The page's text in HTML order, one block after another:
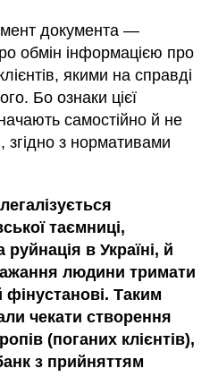
документа —
обмін інформацією про
якими на справді
Бо ознаки цієї
самостійно й не
згідно з нормативами
таємниці,
руйнація в Україні, й
людини тримати
фінустанові. Таким
чекати створення
(поганих клієнтів),
з прийняттям